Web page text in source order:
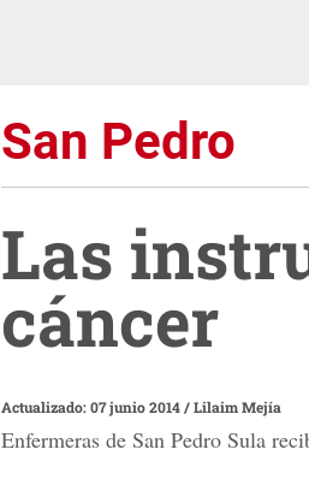
San Pedro
Las
cáncer
Actualizado: 07 junio 2014/Lilaim Mejía
Enfermeras de San Pedro Sula